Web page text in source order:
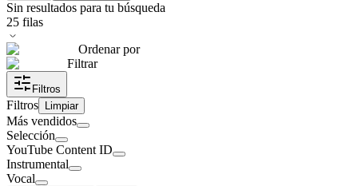
Sin resultados para tu búsqueda
25 filas
Ordenar por
Filtrar
Filtros
Filtros Limpiar
Más vendidos
Selección
YouTube Content ID
Instrumental
Vocal